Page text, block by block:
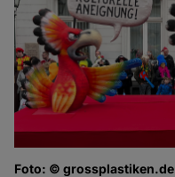
Foto: © grossplastiken.de